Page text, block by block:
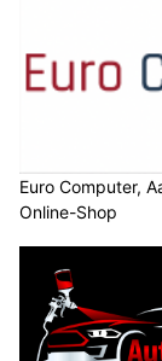
Euro Computer,
Online-Shop